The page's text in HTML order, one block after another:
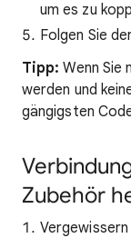
um es zu
Folgen Sie
Tipp: Wenn
werden und
gängigsten
Zubehör